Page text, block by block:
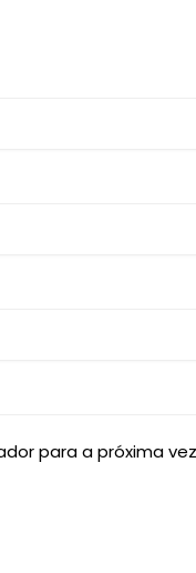
para a próxima